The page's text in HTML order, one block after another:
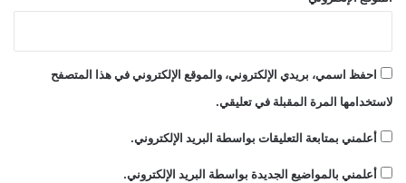
احفظ اسمي، بريدي الإلكتروني، والموقع الإلكتروني في هذا المتصفح
لاستخدامها المرة المقبلة في تعليقي.
أعلمني بمتابعة التعليقات بواسطة البريد الإلكتروني.
أعلمني بالمواضيع الجديدة بواسطة البريد الإلكتروني.